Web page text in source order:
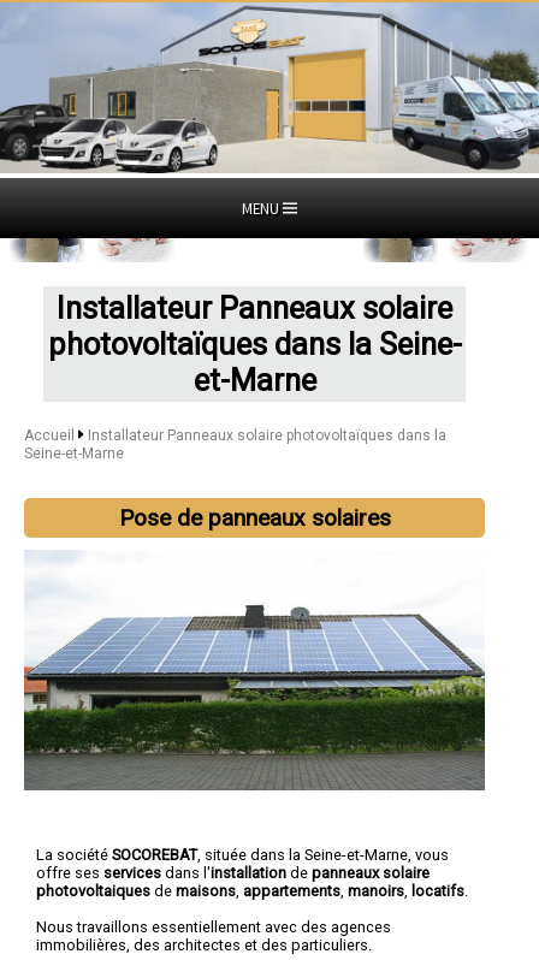
MENU
Installateur Panneaux solaire
photovoltaïques dans la Seine-
et-Marne
Accueil
Installateur Panneaux solaire photovoltaïques dans la
Seine-et-Marne
Pose de panneaux solaires
La société SOCOREBAT, située dans la Seine-et-Marne, vous
offre ses services dans l'installation de panneaux solaire
photovoltaiques de maisons appartements manoirs locatifs
Nous travaillons essentiellement avec des agences
immobilières, des architectes et des particuliers.